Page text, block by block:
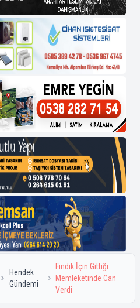
Hendek
Gündemi
Fındık İçin Gittiği
Memleketinde Can
Verdi